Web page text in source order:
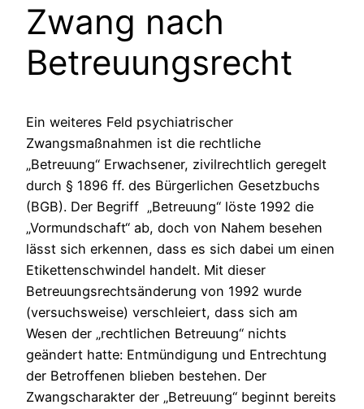
Zwang nach
Betreuungsrecht
Ein weiteres Feld psychiatrischer
Zwangsmaßnahmen ist die rechtliche
„Betreuung“ Erwachsener, zivilrechtlich geregelt
durch § 1896 ff. des Bürgerlichen Gesetzbuchs
(BGB). Der Begriff „Betreuung“ löste 1992 die
„Vormundschaft“ ab, doch von Nahem besehen
lässt sich erkennen, dass es sich dabei um einen
Etikettenschwindel handelt. Mit dieser
Betreuungsrechtsänderung von 1992 wurde
(versuchsweise) verschleiert, dass sich am
Wesen der „rechtlichen Betreuung“ nichts
geändert hatte: Entmündigung und Entrechtung
der Betroffenen blieben bestehen. Der
Zwangscharakter der „Betreuung“ beginnt bereits